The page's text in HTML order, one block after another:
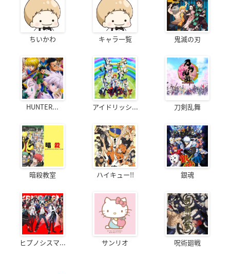
ちいかわ キャラ一覧 鬼滅の刃
HUNTER... アイドリッシ... 刀剣乱舞
暗殺教室 ハイキュー!! 銀魂
ヒプノシスマ... サンリオ 呪術廻戦